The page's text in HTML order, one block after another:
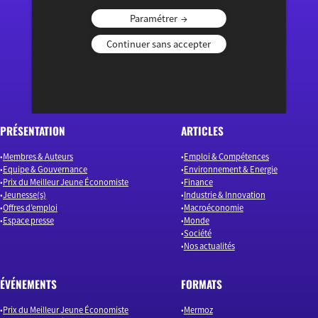
PRÉSENTATION
Membres & Auteurs
Equipe & Gouvernance
Prix du Meilleur Jeune Économiste
Jeunesse(s)
Offres d’emploi
Espace presse
ARTICLES
Emploi & Compétences
Environnement & Energie
Finance
Industrie & Innovation
Macroéconomie
Monde
Société
Nos actualités
ÉVÉNEMENTS
Prix du Meilleur Jeune Économiste
FORMATS
Mermoz
Paramétrer
Continuer sans accepter